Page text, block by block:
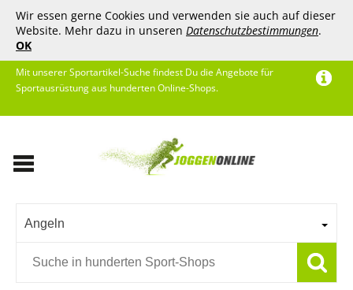
Wir essen gerne Cookies und verwenden sie auch auf dieser
Website. Mehr dazu in unseren Datenschutzbestimmungen.
OK
Mit unserer Sportartikel-Suche findest Du die Angebote für
Sportausrüstung aus hunderten Online-Shops.
Angeln